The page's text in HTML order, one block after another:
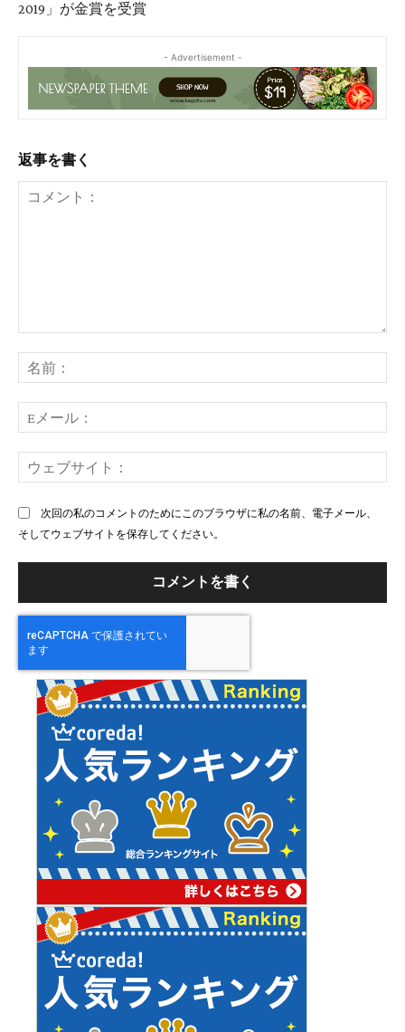
2019」が金賞を受賞
- Advertisement -
返事を書く
ン
ト：
前
メ
ー
ェ
次回の私のコメントのためにこのブラウザに私の名前、電子メール、
そしてウェブサイトを保存してください。